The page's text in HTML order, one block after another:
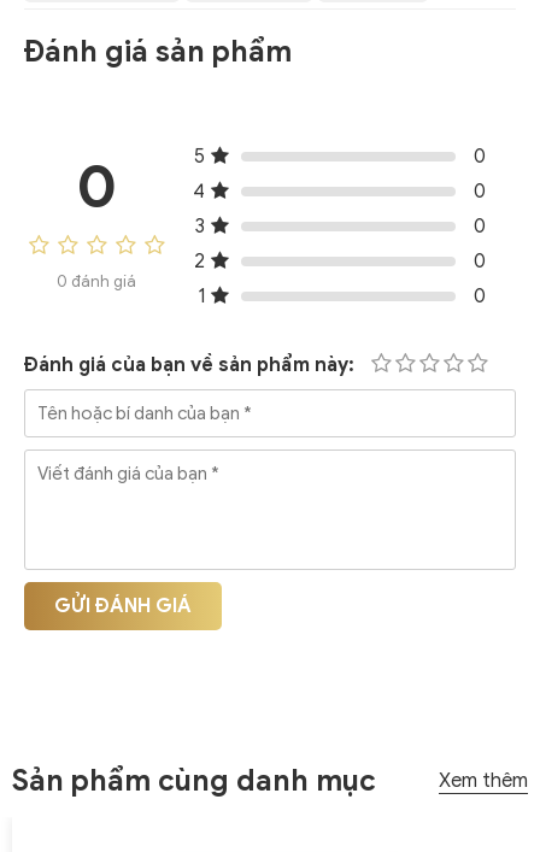
Đánh giá sản phẩm
0
0 đánh giá
5
0
4
0
3
0
2
0
1
0
Đánh giá của bạn về sản phẩm này:
GỬI ĐÁNH GIÁ
Sản phẩm cùng danh mục Xem thêm